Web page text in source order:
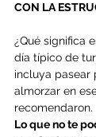
CON LA
¿Qué significa
día típico de
incluya pasear
almorzar en
recomendaron.
Lo que no te